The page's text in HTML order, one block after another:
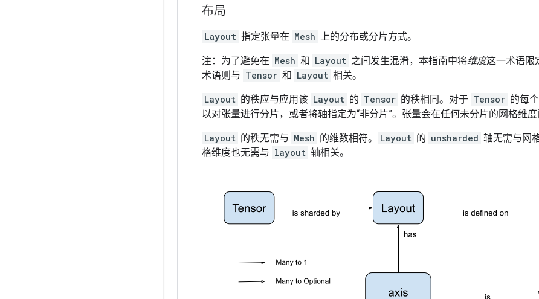
布局
Layout 指定张量在 Mesh 上的分布或分片方式。
注：为了避免在 Mesh 和 Layout 之间发生混淆，本指南中将维度这一术语限
术语则与 Tensor 和 Layout 相关。
Layout 的秩应与应用该 Layout 的 Tensor 的秩相同。对于 Tensor 的每个
以对张量进行分片，或者将轴指定为“非分片”。张量会在任何未分片的网格维度
Layout 的秩无需与 Mesh 的维数相符。 Layout 的 unsharded 轴无需与网
格维度也无需与 layout 轴相关。